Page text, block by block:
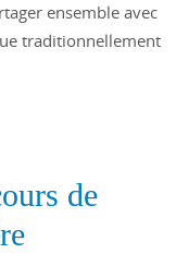
ensemble avec
traditionnellement
de